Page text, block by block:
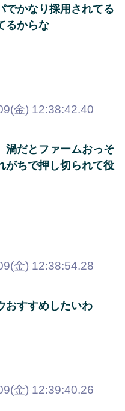
でかなり採用されてる
るからな
金) 12:38:42.40
渦だとファームおっそ
がちで押し切られて役
金) 12:38:54.28
おすすめしたいわ
金) 12:39:40.26